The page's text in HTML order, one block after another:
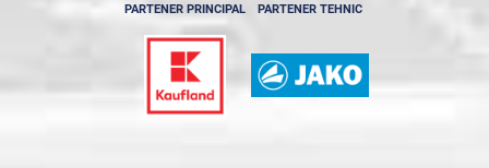
PARTENER PRINCIPAL PARTENER TEHNIC